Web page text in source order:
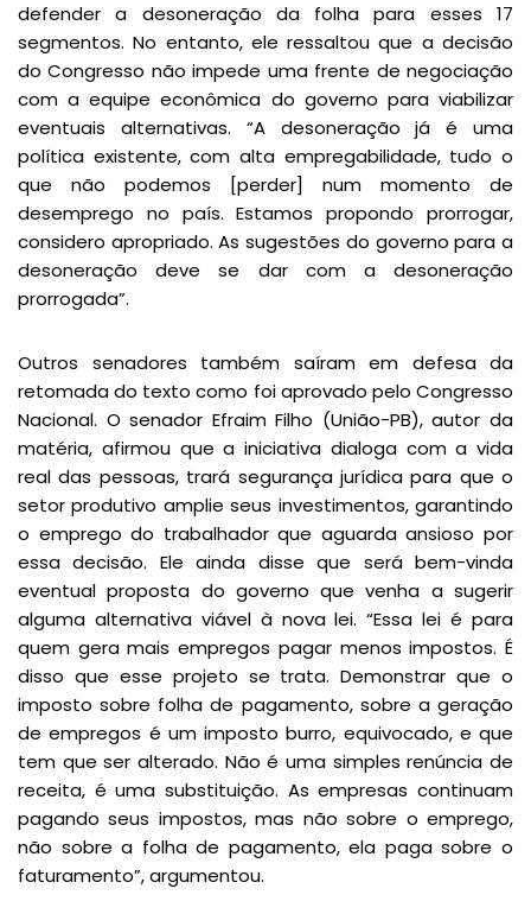
defender a desoneração da folha para esses 17
segmentos. No entanto, ele ressaltou que a decisão
do Congresso não impede uma frente de negociação
com a equipe econômica do governo para viabilizar
eventuais alternativas. “A desoneração já é uma
política existente, com alta empregabilidade, tudo o
que não podemos [perder] num momento de
desemprego no país. Estamos propondo prorrogar,
considero apropriado. As sugestões do governo para a
desoneração deve se dar com a desoneração
prorrogada”.
Outros senadores também saíram em defesa da
retomada do texto como foi aprovado pelo Congresso
Nacional. O senador Efraim Filho (União-PB), autor da
matéria, afirmou que a iniciativa dialoga com a vida
real das pessoas, trará segurança jurídica para que o
setor produtivo amplie seus investimentos, garantindo
o emprego do trabalhador que aguarda ansioso por
essa decisão. Ele ainda disse que será bem-vinda
eventual proposta do governo que venha a sugerir
alguma alternativa viável à nova lei. “Essa lei é para
quem gera mais empregos pagar menos impostos. É
disso que esse projeto se trata. Demonstrar que o
imposto sobre folha de pagamento, sobre a geração
de empregos é um imposto burro, equivocado, e que
tem que ser alterado. Não é uma simples renúncia de
receita, é uma substituição. As empresas continuam
pagando seus impostos, mas não sobre o emprego,
não sobre a folha de pagamento, ela paga sobre o
faturamento”, argumentou.